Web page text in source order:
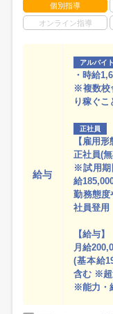
個別指導
オンライン指導
給与
アルバイト
・時給
※複数校
り稼ぐこ
正社員
【雇用形
正社員(
※試用期
給
勤務態度
社員登用
【給与】
月給
(基本給
含む ※超
※能力・